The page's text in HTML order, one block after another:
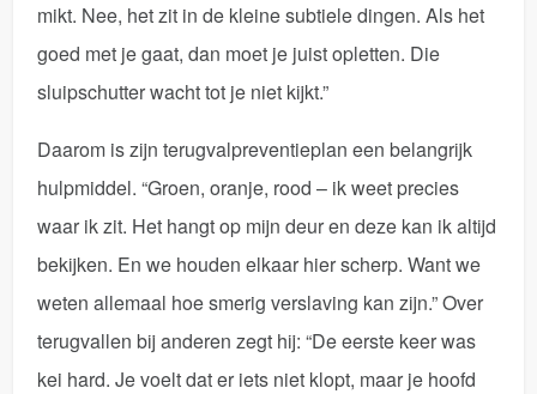
mikt. Nee, het zit in de kleine subtiele dingen. Als het
goed met je gaat, dan moet je juist opletten. Die
sluipschutter wacht tot je niet kijkt.”
Daarom is zijn terugvalpreventieplan een belangrijk
hulpmiddel. “Groen, oranje, rood – ik weet precies
waar ik zit. Het hangt op mijn deur en deze kan ik altijd
bekijken. En we houden elkaar hier scherp. Want we
weten allemaal hoe smerig verslaving kan zijn.” Over
terugvallen bij anderen zegt hij: “De eerste keer was
kei hard. Je voelt dat er iets niet klopt, maar je hoofd